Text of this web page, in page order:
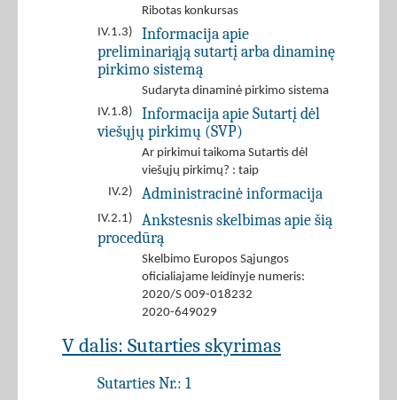
Ribotas konkursas
IV.1.3)
Informacija apie
preliminariąją sutartį arba dinaminę
pirkimo sistemą
Sudaryta dinaminė pirkimo sistema
IV.1.8)
Informacija apie Sutartį dėl
viešųjų pirkimų (SVP)
Ar pirkimui taikoma Sutartis dėl
viešųjų pirkimų? : taip
IV.2)
Administracinė informacija
IV.2.1)
Ankstesnis skelbimas apie šią
procedūrą
Skelbimo Europos Sąjungos
oficialiajame leidinyje numeris:
2020/S 009-018232
2020-649029
V dalis: Sutarties skyrimas
Sutarties Nr.: 1